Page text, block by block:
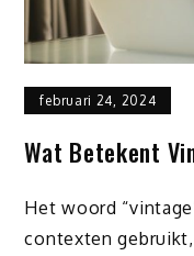
februari 24, 2024
Wat Betekent
Het woord
contexten